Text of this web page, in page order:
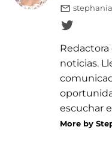
noticias.
escuchar
More by